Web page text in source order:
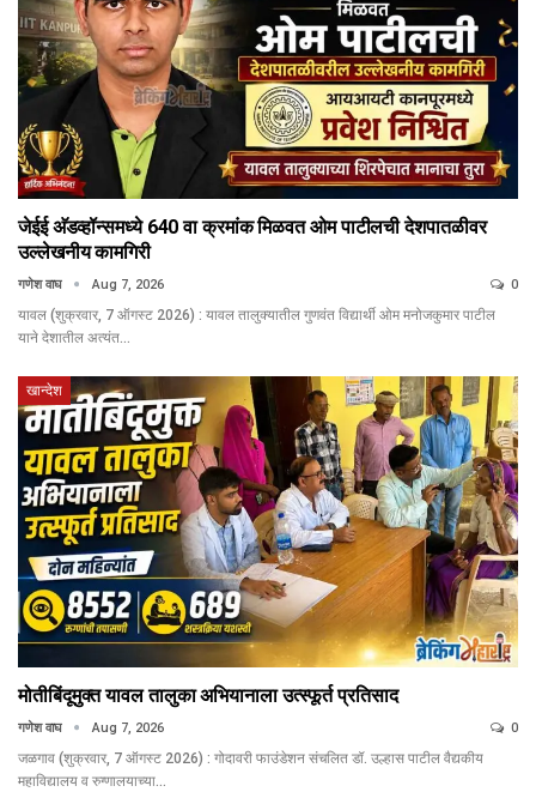
जेईई अ‍ॅडव्हॉन्समध्ये 640 वा क्रमांक मिळवत ओम पाटीलची देशपातळीवर
उल्लेखनीय कामगिरी
गणेश वाघ Aug 7, 2026 0
यावल (शुक्रवार, 7 ऑगस्ट 2026) : यावल तालुक्यातील गुणवंत विद्यार्थी ओम मनोजकुमार पाटील
याने देशातील अत्यंत…
खान्देश
मोतीबिंदूमुक्त यावल तालुका अभियानाला उत्स्फूर्त प्रतिसाद
गणेश वाघ Aug 7, 2026 0
जळगाव (शुक्रवार, 7 ऑगस्ट 2026) : गोदावरी फाउंडेशन संचलित डॉ. उल्हास पाटील वैद्यकीय
महाविद्यालय व रुग्णालयाच्या…